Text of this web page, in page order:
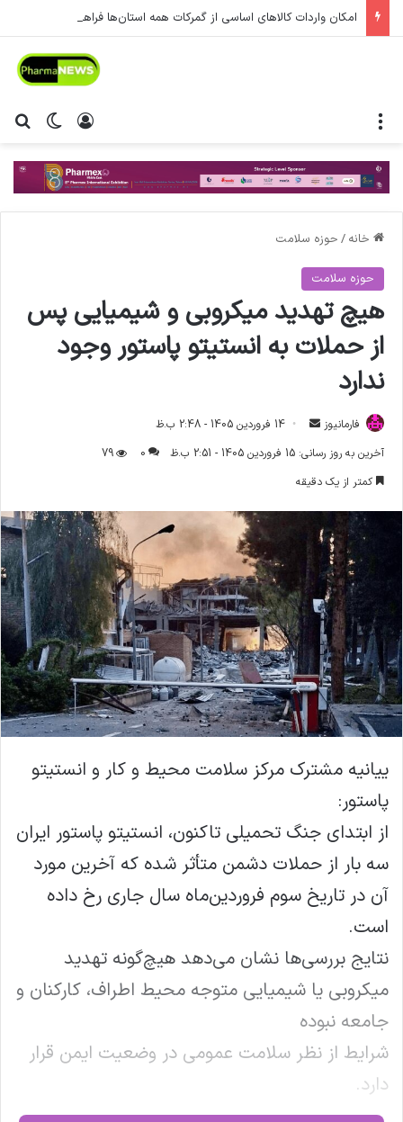
امکان واردات کالاهای اساسی از گمرکات همه استان‌ها فراهم شد.
تغییر ورود
خانه / حوزه سلامت
حوزه سلامت
هیچ تهدید میکروبی و شیمیایی پس
از حملات به انستیتو پاستور وجود
ندارد
فارمانیوز
ا
ل
ی
م
ی
ل
14 فروردین 1405 - 2:48 ب.ظ
آخرین به روز رسانی: 15 فروردین 1405 - 2:51 ب.ظ
0
79
کمتر از یک دقیقه
ییانیه مشترک مرکز سلامت محیط و کار و انستیتو
پاستور:
از ابتدای جنگ تحمیلی تاکنون، انستیتو پاستور ایران
سه بار از حملات دشمن متأثر شده که آخرین مورد
آن در تاریخ سوم فروردین‌ماه سال جاری رخ داده
است.
نتایج بررسی‌ها نشان می‌دهد هیچ‌گونه تهدید
میکروبی یا شیمیایی متوجه محیط اطراف، کارکنان و
جامعه نبوده
شرایط از نظر سلامت عمومی در وضعیت ایمن قرار
دارد.